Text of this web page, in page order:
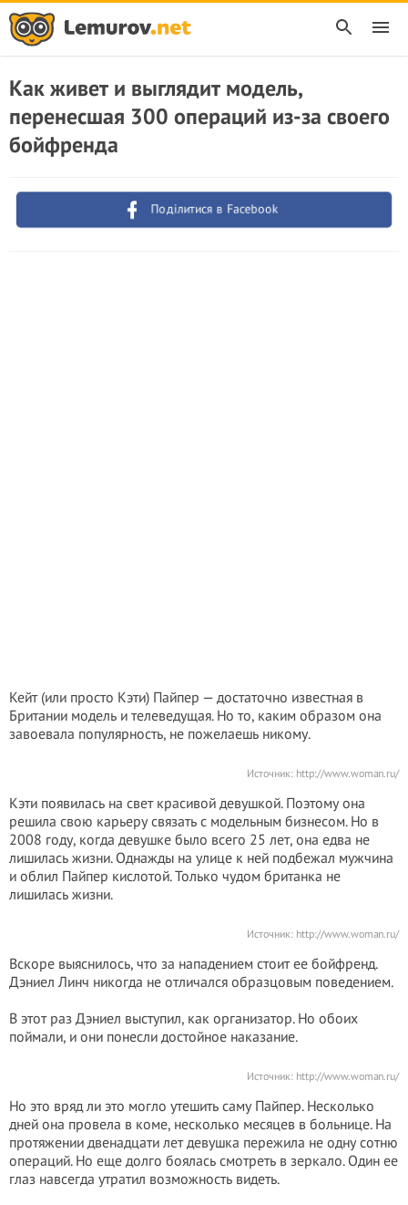
Как живет и выглядит модель,
перенесшая 300 операций из-за своего
бойфренда
Поділитися в Facebook
Кейт (или просто Кэти) Пайпер — достаточно известная в
Британии модель и телеведущая. Но то, каким образом она
завоевала популярность, не пожелаешь никому.
Источник: http://www.woman.ru/
Кэти появилась на свет красивой девушкой. Поэтому она
решила свою карьеру связать с модельным бизнесом. Но в
2008 году, когда девушке было всего 25 лет, она едва не
лишилась жизни. Однажды на улице к ней подбежал мужчина
и облил Пайпер кислотой. Только чудом британка не
лишилась жизни.
Источник: http://www.woman.ru/
Вскоре выяснилось, что за нападением стоит ее бойфренд.
Дэниел Линч никогда не отличался образцовым поведением.
В этот раз Дэниел выступил, как организатор. Но обоих
поймали, и они понесли достойное наказание.
Источник: http://www.woman.ru/
Но это вряд ли это могло утешить саму Пайпер. Несколько
дней она провела в коме, несколько месяцев в больнице. На
протяжении двенадцати лет девушка пережила не одну сотню
операций. Но еще долго боялась смотреть в зеркало. Один ее
глаз навсегда утратил возможность видеть.